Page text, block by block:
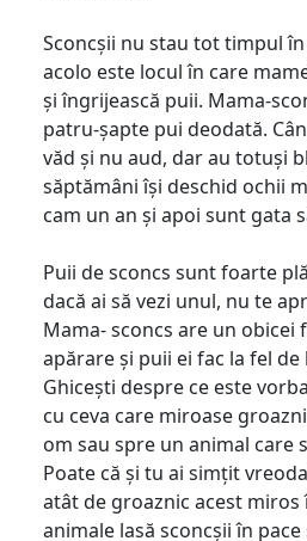
Sconcșii nu stau tot timpul
acolo este locul în care
și îngrijească puii. Mama-
patru-șapte pui deodată.
văd și nu aud, dar au totuși
săptămâni își deschid ochii
cam un an și apoi sunt gata
Puii de sconcs sunt foarte
dacă ai să vezi unul, nu te
Mama- sconcs are un obicei
apărare și puii ei fac la fel
Ghicești despre ce este
cu ceva care miroase
om sau spre un animal care
Poate că și tu ai simțit
atât de groaznic acest
animale lasă sconcșii în